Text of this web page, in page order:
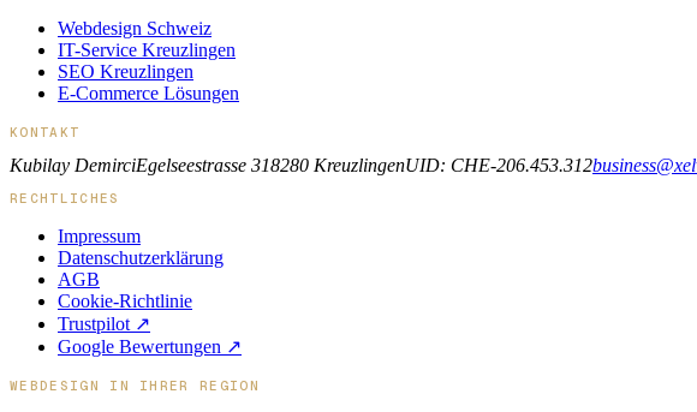
Webdesign Schweiz
IT-Service Kreuzlingen
SEO Kreuzlingen
E-Commerce Lösungen
KONTAKT
Kubilay DemirciEgelseestrasse 318280 KreuzlingenUID: CHE-206.453.312
RECHTLICHES
Impressum
Datenschutzerklärung
AGB
Cookie-Richtlinie
Trustpilot ↗
Google Bewertungen ↗
WEBDESIGN IN IHRER REGION